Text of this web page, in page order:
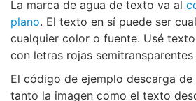
La marca de agua de texto va al
plano. El texto en sí puede ser
cualquier color o fuente. Usé
con letras rojas
El código de ejemplo descarga
tanto la imagen como el texto